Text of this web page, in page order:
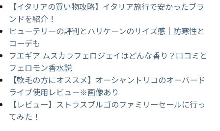
【イタリアの買い物攻略】イタリア旅行で安かったブラ
ンドを紹介！
ピューテリーの評判とハリケーンのサイズ感｜防寒性と
コーデも
フエギア ムスカラフェロジェイはどんな香り？口コミと
フェロモン香水説
【軟毛の方にオススメ】オーシャントリコのオーバード
ライブ使用レビュー※画像あり
【レビュー】ストラスブルゴのファミリーセールに行っ
てみた！